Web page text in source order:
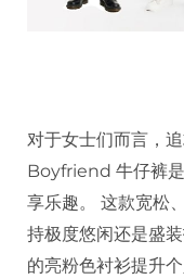
对于女士们而言，
Boyfriend 牛仔裤
享乐趣。 这款宽松
持极度悠闲还是盛
的亮粉色衬衫提升